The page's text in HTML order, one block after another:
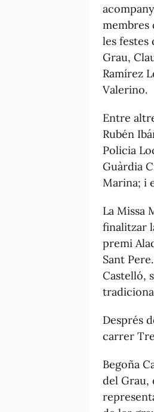
membres
les festes
Grau,
Ramírez
Valerino.
Entre
Rubén
Policia
Guàrdia
Marina; i
La Missa
finalitzar
premi
Sant
Castelló,
Després
carrer
Begoña
del Grau,